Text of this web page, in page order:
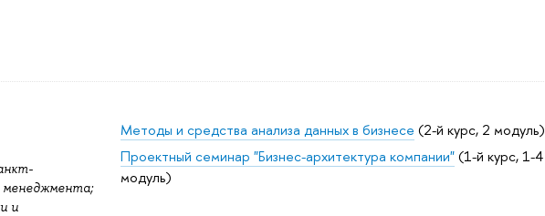
менеджмента;
и
Методы и средства анализа данных в бизнесе (2-й курс, 2 модуль)
Проектный семинар "Бизнес-архитектура компании"(1-й курс, 1-4
модуль)